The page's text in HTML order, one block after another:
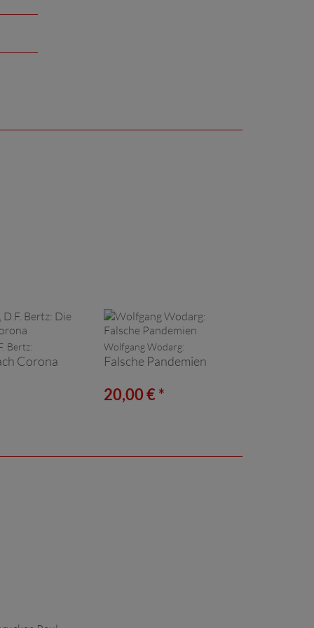
Bertz:
Corona
Wolfgang Wodarg:
Falsche Pandemien
20,00 € *